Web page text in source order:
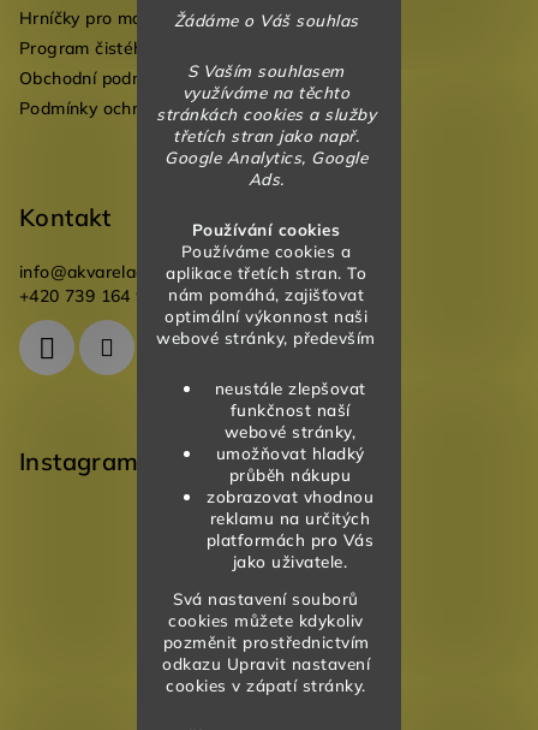
Žádáme o Váš souhlas
S Vaším souhlasem
využíváme na těchto
stránkách cookies a služby
třetích stran jako např.
Google Analytics, Google
Ads.
Používání cookies
Používáme cookies a
aplikace třetích stran. To
nám pomáhá, zajišťovat
optimální výkonnost naši
webové stránky, především
neustále zlepšovat
funkčnost naší
webové stránky,
umožňovat hladký
průběh nákupu
zobrazovat vhodnou
reklamu na určitých
platformách pro Vás
jako uživatele.
Svá nastavení souborů
cookies můžete kdykoliv
pozměnit prostřednictvím
odkazu Upravit nastavení
cookies v zápatí stránky.
Hrníčky pro mateřské školky
Program čistého vzduchu pro mateřské školy
Obchodní podmínky
Podmínky ochrany osobních údajů
Kontakt
info@akvareladesign.cz
+420 739 164 946
Instagram